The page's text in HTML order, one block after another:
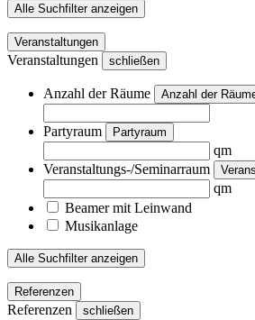
Alle Suchfilter anzeigen
Veranstaltungen
Veranstaltungen schließen
Anzahl der Räume Anzahl der
Partyraum Partyraum
qm
Veranstaltungs-/Seminarraum
qm
Beamer mit Leinwand
Musikanlage
Alle Suchfilter anzeigen
Referenzen
Referenzen schließen